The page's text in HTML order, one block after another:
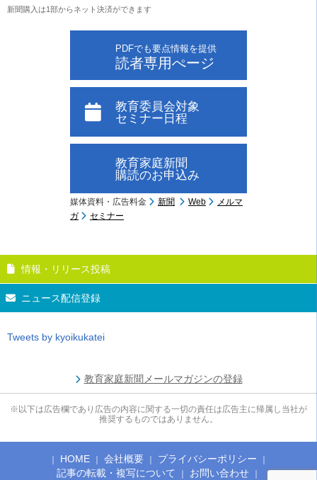
新聞購入は1部からネット決済ができます
PDFでも要点情報を提供
読者専用ぺージ
教育委員会対象
セミナー日程
教育家庭新聞
購読のお申込み
媒体資料・広告料金 新聞 Web
メルマ
ガ
セミナー
情報・リリース投稿
ニュース配信登録
Tweets by kyoikukatei
教育家庭新聞メールマガジンの登録
※以下は広告欄であり広告の内容に関する一切の責任は広告主に帰属し当社が
推奨するものではありません。
HOME 会社概要
プライバシーポリシー
記事の転載・複写について
お問い合わせ